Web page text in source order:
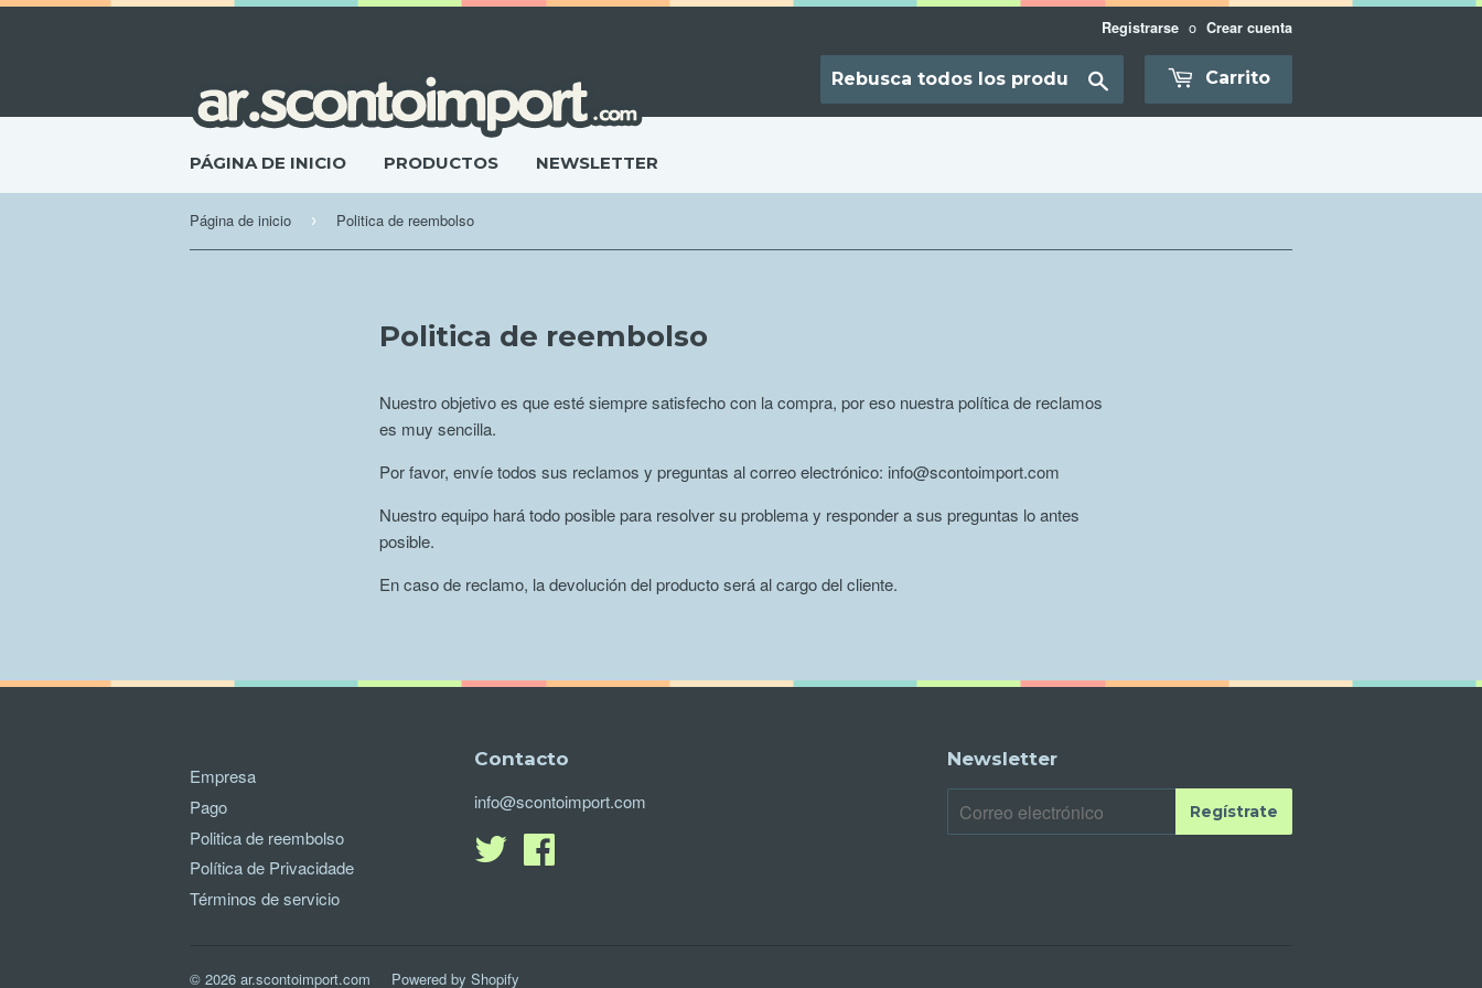
Registrarse o Crear cuenta
Translation
missing:
Carrito
PÁGINA DE INICIO PRODUCTOS NEWSLETTER
Página de inicio › Politica de reembolso
Politica de reembolso
Nuestro objetivo es que esté siempre satisfecho con la compra, por eso nuestra política de reclamos
es muy sencilla.
Por favor, envíe todos sus reclamos y preguntas al correo electrónico: info@scontoimport.com
Nuestro equipo hará todo posible para resolver su problema y responder a sus preguntas lo antes
posible.
En caso de reclamo, la devolución del producto será al cargo del cliente.
Empresa
Pago
Politica de reembolso
Política de Privacidade
Términos de servicio
Contacto
info@scontoimport.com
Twitter
Newsletter
© 2026 ar.scontoimport.com Powered by Shopify